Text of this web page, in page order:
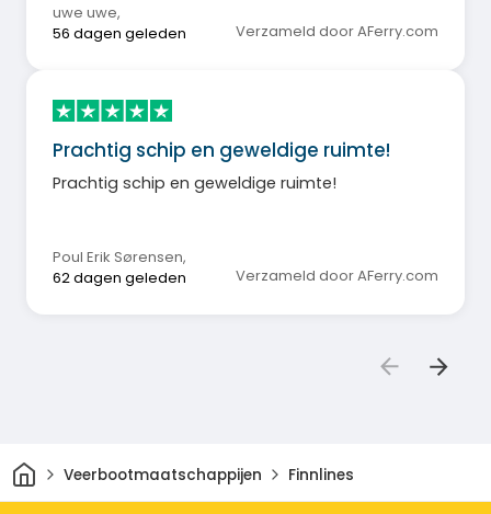
uwe uwe,
56 dagen geleden
Verzameld door AFerry.com
Prachtig schip en geweldige ruimte!
Prachtig schip en geweldige ruimte!
Poul Erik Sørensen,
62 dagen geleden
Verzameld door AFerry.com
ThuisVeerbootmaatschappijen Finnlines